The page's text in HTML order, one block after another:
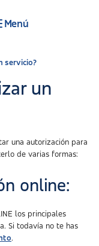
Menú
servicio?
un
una autorización para
de varias formas:
online:
los principales
Si todavía no te has
.